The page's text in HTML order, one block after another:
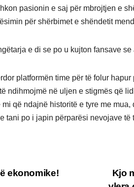
pasionin e saj për mbrojtjen e
për shërbimet e shëndetit
e di se po u kujton fansave
platformën time për të folur
ndihmojmë në uljen e stigmës që
që ndajnë historitë e tyre me
tani po i japin përparësi nevojave të
Kjo
ekonomike!